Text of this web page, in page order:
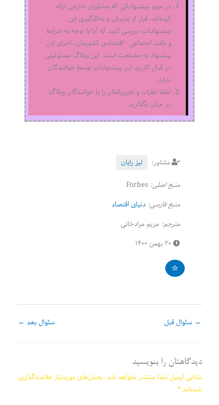
در مورد پیشنهاداتی که مشاوران خارجی ارائه
کرده‌اند، قبل از پذیرش و به‌کارگیری این
پیشنهادات، بررسی کنید که آیا با توجه به شرایط
و بافت اجتماعی - اقتصادی کشورمان، اجرای این
پیشنهاد به مصلحت است. این وبلاگ مسئولیتی
در قبال کاربرد این پیشنهادات توسط خوانندگان
ندارد.
لطفا نظرات و تجربیاتتان را با خوانندگان وبلاگ
در میان بگذارید.
مشاور:
لیز رایان
منبع اصلی: Forbes
منبع فارسی: دنیای اقتصاد
مترجم: مریم مرادخانی
→ سئوال قبل سئوال بعد ←
دیدگاهتان را بنویسید
نشانی ایمیل شما منتشر نخواهد شد. بخش‌های موردنیاز علامت‌گذاری
شده‌اند*